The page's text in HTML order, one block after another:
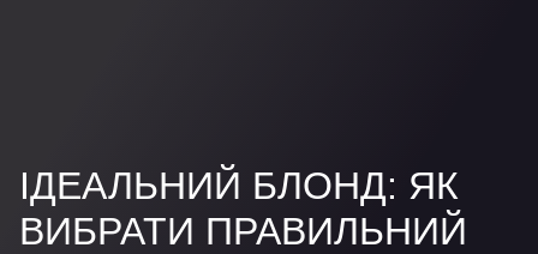
ІДЕАЛЬНИЙ БЛОНД: ЯК
ВИБРАТИ ПРАВИЛЬНИЙ